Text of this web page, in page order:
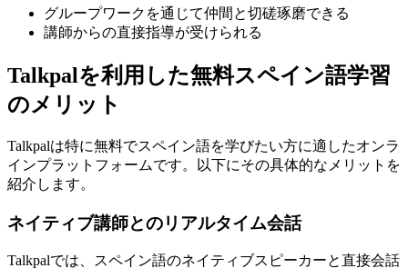
グループワークを通じて仲間と切磋琢磨できる
講師からの直接指導が受けられる
Talkpalを利用した無料スペイン語学習
のメリット
Talkpalは特に無料でスペイン語を学びたい方に適したオンラ
インプラットフォームです。以下にその具体的なメリットを
紹介します。
ネイティブ講師とのリアルタイム会話
Talkpalでは、スペイン語のネイティブスピーカーと直接会話